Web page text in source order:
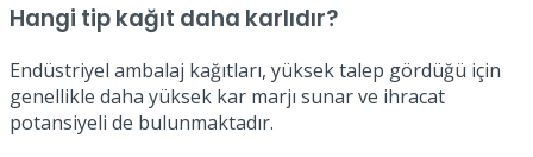
Hangi tip kağıt daha karlıdır?
Endüstriyel ambalaj kağıtları, yüksek talep gördüğü için
genellikle daha yüksek kar marjı sunar ve ihracat
potansiyeli de bulunmaktadır.